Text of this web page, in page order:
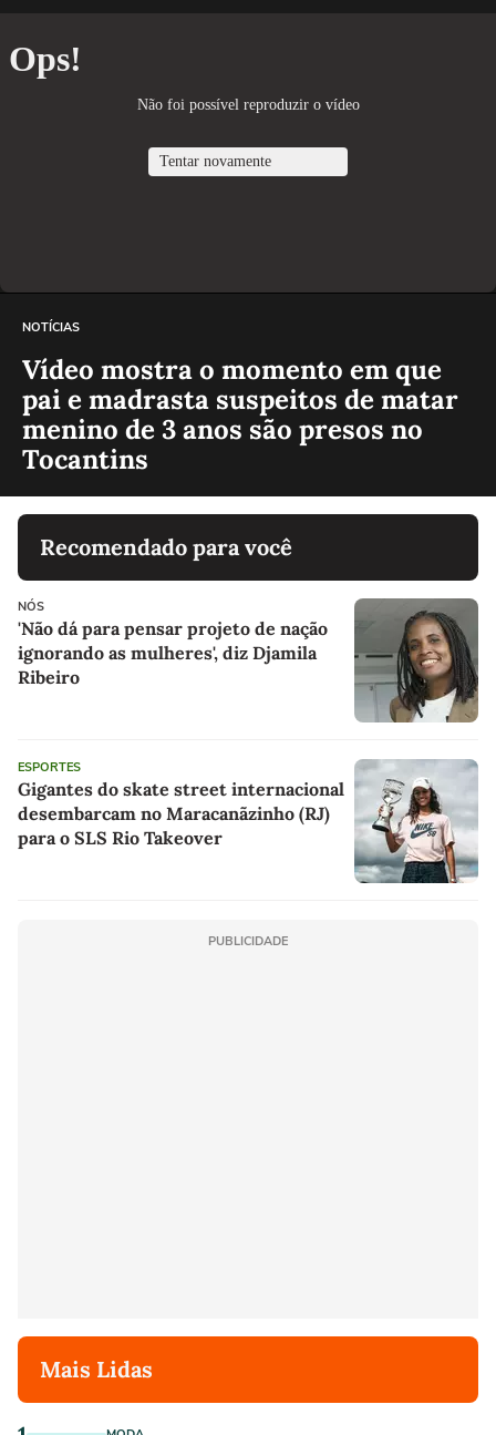
NOTÍCIAS
Vídeo mostra o momento em que
pai e madrasta suspeitos de matar
menino de 3 anos são presos no
Tocantins
Recomendado para você
NÓS
'Não dá para pensar projeto de nação
ignorando as mulheres', diz Djamila
Ribeiro
ESPORTES
Gigantes do skate street internacional
desembarcam no Maracanãzinho (RJ)
para o SLS Rio Takeover
PUBLICIDADE
Mais Lidas